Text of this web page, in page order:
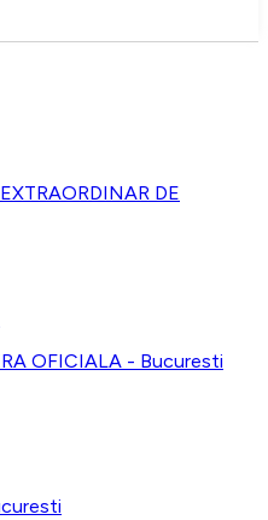
DE
OFICIALA - Bucuresti